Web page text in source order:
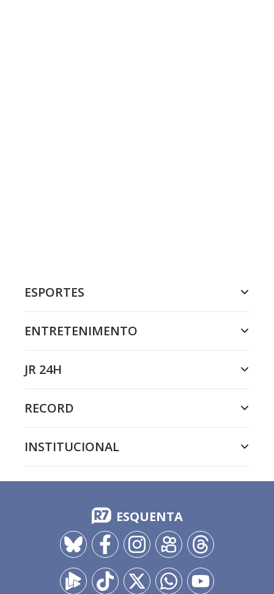
ESPORTES
ENTRETENIMENTO
JR 24H
RECORD
INSTITUCIONAL
ESQUENTA